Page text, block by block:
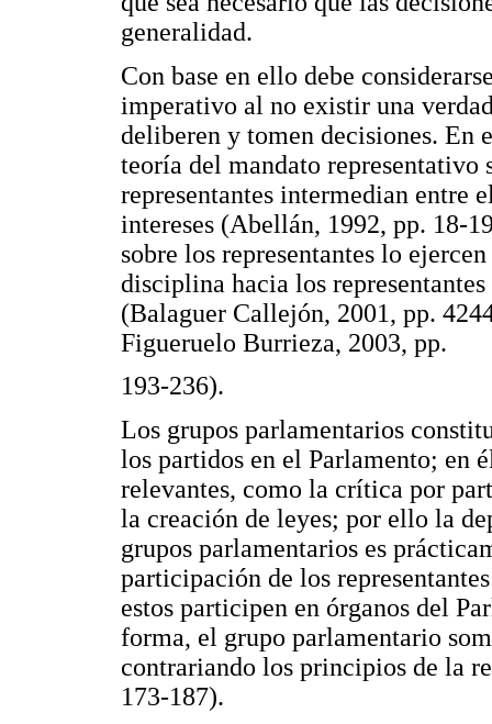
generalidad.
Con base en ello debe
imperativo al no existir una
deliberen y tomen decisiones. En
teoría del mandato
representantes intermedian entre
intereses (Abellán, 1992, pp. 18-
sobre los representantes lo
disciplina hacia los
(Balaguer Callejón, 2001, pp.
Figueruelo Burrieza, 2003, pp.
193-236).
Los grupos parlamentarios
los partidos en el Parlamento; en
relevantes, como la crítica por
la creación de leyes; por ello la
grupos parlamentarios es
participación de los
estos participen en órganos del
forma, el grupo parlamentario
contrariando los principios de la
173-187).